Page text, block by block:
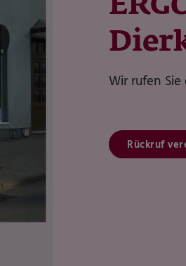
Wir rufen Sie
Rückruf